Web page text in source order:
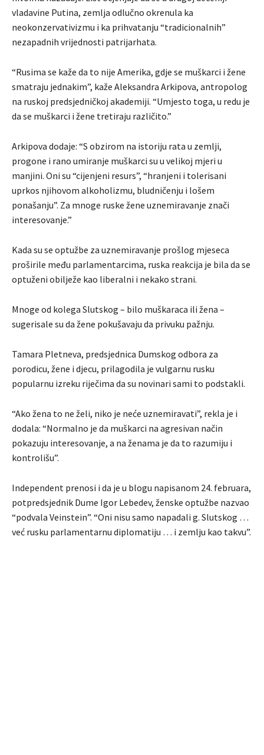
vladavine Putina, zemlja odlučno okrenula ka
neokonzervativizmu i ka prihvatanju “tradicionalnih”
nezapadnih vrijednosti patrijarhata.
“Rusima se kaže da to nije Amerika, gdje se muškarci i žene
smatraju jednakim”, kaže Aleksandra Arkipova, antropolog
na ruskoj predsjedničkoj akademiji. “Umjesto toga, u redu je
da se muškarci i žene tretiraju različito.”
Arkipova dodaje: “S obzirom na istoriju rata u zemlji,
progone i rano umiranje muškarci su u velikoj mjeri u
manjini. Oni su “cijenjeni resurs”, “hranjeni i tolerisani
uprkos njihovom alkoholizmu, bludničenju i lošem
ponašanju”. Za mnoge ruske žene uznemiravanje znači
interesovanje.”
Kada su se optužbe za uznemiravanje prošlog mjeseca
proširile među parlamentarcima, ruska reakcija je bila da se
optuženi obilježe kao liberalni i nekako strani.
Mnoge od kolega Slutskog – bilo muškaraca ili žena –
sugerisale su da žene pokušavaju da privuku pažnju.
Tamara Pletneva, predsjednica Dumskog odbora za
porodicu, žene i djecu, prilagodila je vulgarnu rusku
popularnu izreku riječima da su novinari sami to podstakli.
“Ako žena to ne želi, niko je neće uznemiravati”, rekla je i
dodala: “Normalno je da muškarci na agresivan način
pokazuju interesovanje, a na ženama je da to razumiju i
kontrolišu”.
Independent prenosi i da je u blogu napisanom 24. februara,
potpredsjednik Dume Igor Lebedev, ženske optužbe nazvao
“podvala Veinstein”. “Oni nisu samo napadali g. Slutskog …
već rusku parlamentarnu diplomatiju … i zemlju kao takvu”.